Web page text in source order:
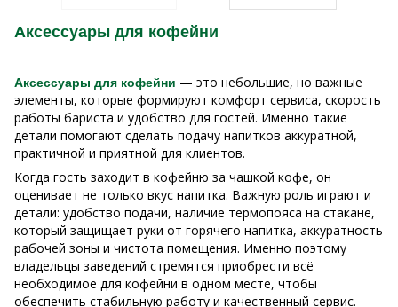
Аксессуары для кофейни
Аксессуары для кофейни — это небольшие, но важные
элементы, которые формируют комфорт сервиса, скорость
работы бариста и удобство для гостей. Именно такие
детали помогают сделать подачу напитков аккуратной,
практичной и приятной для клиентов.
Когда гость заходит в кофейню за чашкой кофе, он
оценивает не только вкус напитка. Важную роль играют и
детали: удобство подачи, наличие термопояса на стакане,
который защищает руки от горячего напитка, аккуратность
рабочей зоны и чистота помещения. Именно поэтому
владельцы заведений стремятся приобрести всё
необходимое для кофейни в одном месте, чтобы
обеспечить стабильную работу и качественный сервис.